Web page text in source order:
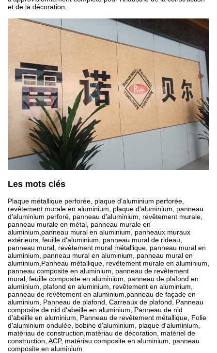
et de la décoration.
Les mots clés
Plaque métallique perforée, plaque d'aluminium perforée,
revêtement murale en aluminium, plaque d'aluminium, panneau
d'aluminium perforé, panneau d'aluminium, revêtement murale,
panneau murale en métal, panneau murale en
aluminium,panneau mural en aluminium, panneaux muraux
extérieurs, feuille d'aluminium, panneau mural de rideau,
panneau mural, revêtement mural métallique, panneau mural en
aluminium, panneau mural en aluminium, panneau mural en
aluminium,Panneau métallique, revêtement murale en aluminium,
panneau composite en aluminium, panneau de revêtement
mural, feuille composite en aluminium, panneau de plafond en
aluminium, plafond en aluminium, revêtement en aluminium,
panneau de revêtement en aluminium,panneau de façade en
aluminium, Panneau de plafond, Carreaux de plafond, Panneau
composite de nid d'abeille en aluminium, Panneau de nid
d'abeille en aluminium, Panneau de revêtement métallique, Folie
d'aluminium ondulée, bobine d'aluminium, plaque d'aluminium,
matériau de construction,matériau de décoration, matériel de
construction, ACP, matériau composite en aluminium, panneau
composite en aluminium